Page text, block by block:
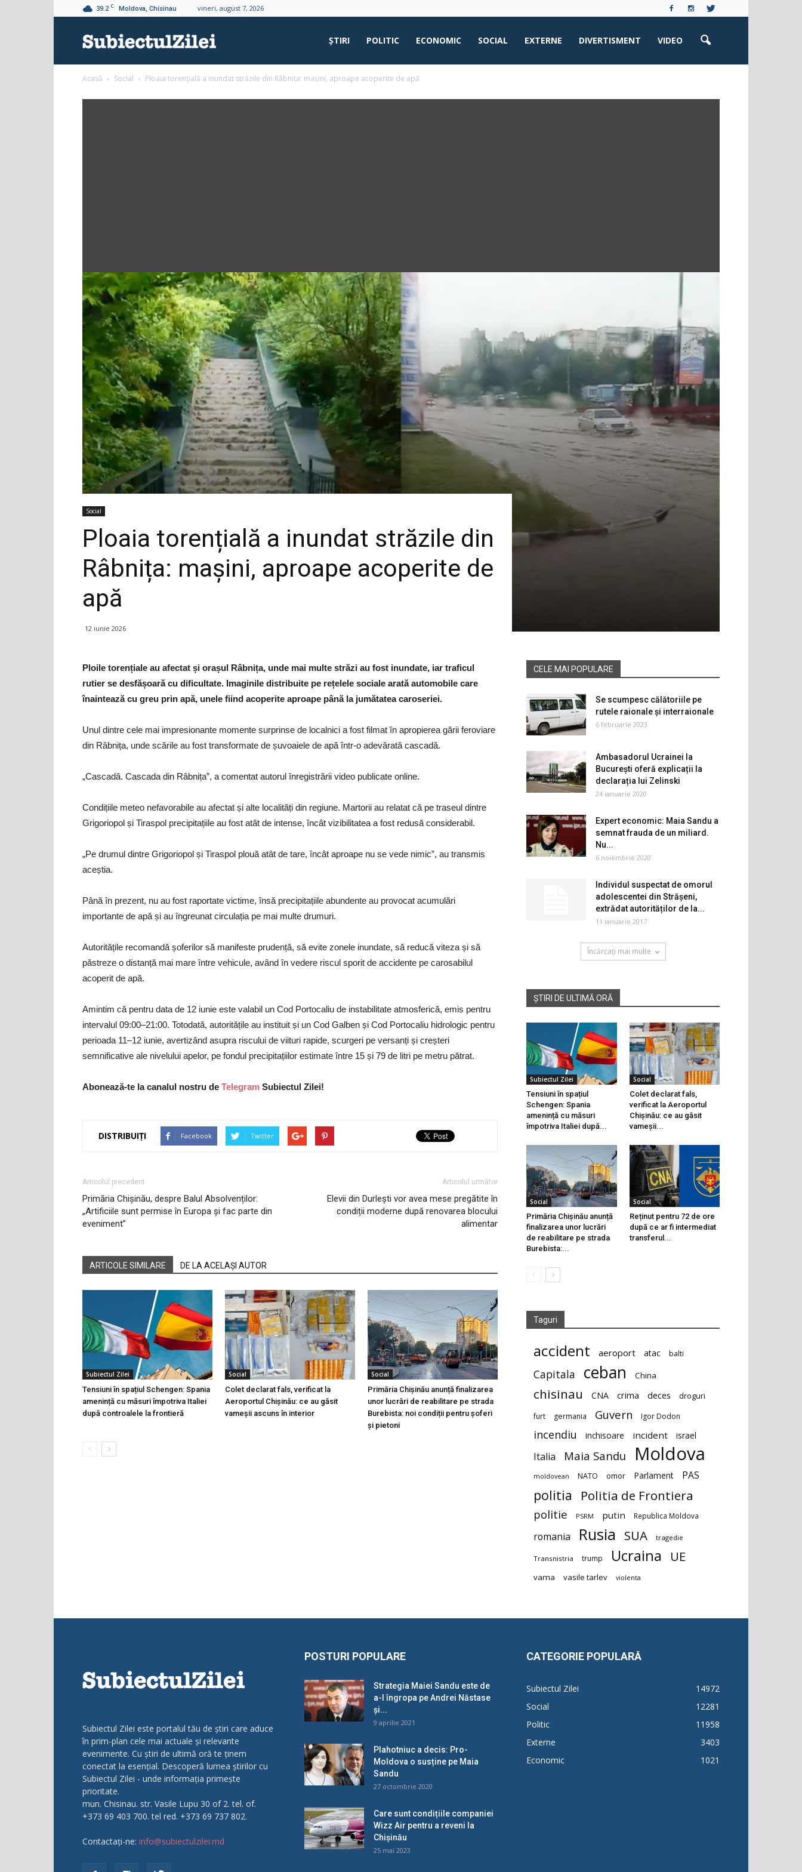
39.2 C Moldova, Chisinau vineri, august 7, 2026
ŞTIRI POLITIC ECONOMIC SOCIAL EXTERNE DIVERTISMENT VIDEO
Acasă Social Ploaia torențială a inundat străzile din Râbnița: mașini, aproape acoperite de apă
Social
Ploaia torențială a inundat străzile din
Râbnița: mașini, aproape acoperite de
apă
12 iunie 2026
Ploile torențiale au afectat și orașul Râbnița, unde mai multe străzi au fost inundate, iar traficul
rutier se desfășoară cu dificultate. Imaginile distribuite pe rețelele sociale arată automobile care
înaintează cu greu prin apă, unele fiind acoperite aproape până la jumătatea caroseriei.
Unul dintre cele mai impresionante momente surprinse de localnici a fost filmat în apropierea gării feroviare
din Râbnița, unde scările au fost transformate de șuvoaiele de apă într-o adevărată cascadă.
„Cascadă. Cascada din Râbnița”, a comentat autorul înregistrării video publicate online.
Condițiile meteo nefavorabile au afectat și alte localități din regiune. Martorii au relatat că pe traseul dintre
Grigoriopol și Tiraspol precipitațiile au fost atât de intense, încât vizibilitatea a fost redusă considerabil.
„Pe drumul dintre Grigoriopol și Tiraspol plouă atât de tare, încât aproape nu se vede nimic”, au transmis
aceștia.
Până în prezent, nu au fost raportate victime, însă precipitațiile abundente au provocat acumulări
importante de apă și au îngreunat circulația pe mai multe drumuri.
Autoritățile recomandă șoferilor să manifeste prudență, să evite zonele inundate, să reducă viteza și să
păstreze o distanță mai mare între vehicule, având în vedere riscul sporit de accidente pe carosabilul
acoperit de apă.
Amintim că pentru data de 12 iunie este valabil un Cod Portocaliu de instabilitate atmosferică, emis pentru
intervalul 09:00–21:00. Totodată, autoritățile au instituit și un Cod Galben și Cod Portocaliu hidrologic pentru
perioada 11–12 iunie, avertizând asupra riscului de viituri rapide, scurgeri pe versanți și creșteri
semnificative ale nivelului apelor, pe fondul precipitațiilor estimate între 15 și 79 de litri pe metru pătrat.
Abonează-te la canalul nostru de Telegram Subiectul Zilei!
DISTRIBUIȚI Facebook Twitter
Articolul precedent
Primăria Chișinău, despre Balul Absolvenților:
„Artificiile sunt permise în Europa și fac parte din
eveniment”
Articolul următor
Elevii din Durlești vor avea mese pregătite în
condiții moderne după renovarea blocului
alimentar
ARTICOLE SIMILARE DE LA ACELAȘI AUTOR
Subiectul Zilei
Tensiuni în spațiul Schengen: Spania
amenință cu măsuri împotriva Italiei
după controalele la frontieră
Social
Colet declarat fals, verificat la
Aeroportul Chișinău: ce au găsit
vameșii ascuns în interior
Social
Primăria Chișinău anunță finalizarea
unor lucrări de reabilitare pe strada
Burebista: noi condiții pentru șoferi
și pietoni
CELE MAI POPULARE
Se scumpesc călătoriile pe
rutele raionale și interraionale
6 februarie 2023
Ambasadorul Ucrainei la
Bucureşti oferă explicații la
declarația lui Zelinski
24 ianuarie 2020
Expert economic: Maia Sandu a
semnat frauda de un miliard.
Nu...
6 noiembrie 2020
Individul suspectat de omorul
adolescentei din Strășeni,
extrădat autorităților de la...
11 ianuarie 2017
Încărcați mai multe
ȘTIRI DE ULTIMĂ ORĂ
Subiectul Zilei
Tensiuni în spațiul
Schengen: Spania
amenință cu măsuri
împotriva Italiei după...
Social
Colet declarat fals,
verificat la Aeroportul
Chișinău: ce au găsit
vameșii...
Social
Primăria Chișinău anunță
finalizarea unor lucrări
de reabilitare pe strada
Burebista:...
Social
Reținut pentru 72 de ore
după ce ar fi intermediat
transferul...
Taguri
accident aeroport atac balti
Capitala ceban China
chisinau CNA crima deces droguri
furt germania Guvern Igor Dodon
incendiu inchisoare incident israel
Italia Maia Sandu Moldova
moldovean NATO omor Parlament PAS
politia Politia de Frontiera
politie PSRM putin Republica Moldova
romania Rusia SUA tragedie
Transnistria trump Ucraina UE
vama vasile tarlev violenta
Subiectul Zilei este portalul tău de știri care aduce
în prim-plan cele mai actuale și relevante
evenimente. Cu știri de ultimă oră te ținem
conectat la esențial. Descoperă lumea știrilor cu
Subiectul Zilei - unde informația primește
prioritate.
mun. Chisinau. str. Vasile Lupu 30 of 2. tel. of.
+373 69 403 700. tel red. +373 69 737 802.
Contactați-ne: info@subiectulzilei.md
POSTURI POPULARE
Strategia Maiei Sandu este de
a-l îngropa pe Andrei Năstase
și...
9 aprilie 2021
Plahotniuc a decis: Pro-
Moldova o susține pe Maia
Sandu
27 octombrie 2020
Care sunt condițiile companiei
Wizz Air pentru a reveni la
Chișinău
25 mai 2023
CATEGORIE POPULARĂ
Subiectul Zilei
14972
Social
12281
Politic
11958
Externe
3403
Economic
1021